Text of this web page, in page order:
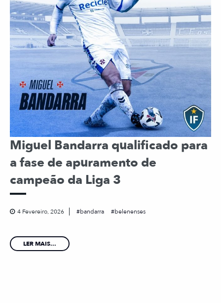
Miguel Bandarra qualificado para
a fase de apuramento de
campeão da Liga 3
4 Fevereiro, 2026 bandarra belenenses
LER MAIS...